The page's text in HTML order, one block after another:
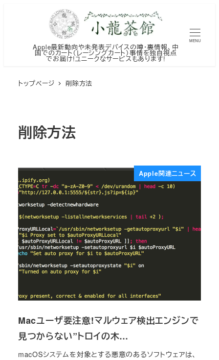
Apple最新動向や未発表デバイスの噂・裏情報、中
国でのカート（レーシングカート）事情を独自視点
でお届け!ユニークなサービスもあります!
MENU
トップページ 削除方法
削除方法
Apple関連ニュース
Macユーザ要注意!マルウェア検出エンジンで
見つからない”トロイの木…
macOSシステムを対象とする悪意のあるソフトウェアは、